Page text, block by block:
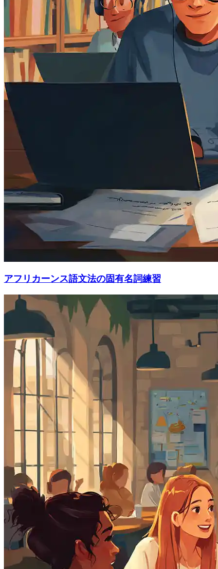
アフリカーンス語文法の固有名詞練習